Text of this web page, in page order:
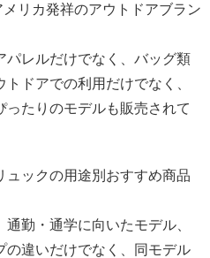
リカ発祥のアウトドアブラン
パレルだけでなく、バッグ類
ドアでの利用だけでなく、
たりのモデルも販売されて
ュックの用途別おすすめ商品
勤・通学に向いたモデル、
の違いだけでなく、同モデル